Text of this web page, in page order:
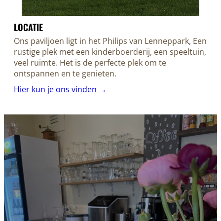
LOCATIE
Ons paviljoen ligt in het Philips van Lenneppark, Een
rustige plek met een kinderboerderij, een speeltuin,
veel ruimte. Het is de perfecte plek om te
ontspannen en te genieten.
Hier kun je ons vinden →